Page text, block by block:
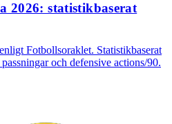
2026: statistikbaserat
Fotbollsoraklet. Statistikbaserat
och defensive actions/90.